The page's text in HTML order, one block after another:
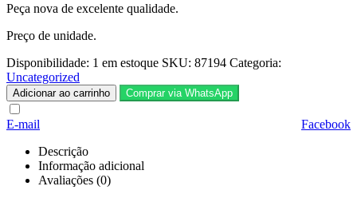
Peça nova de excelente qualidade.
Preço de unidade.
Disponibilidade: 1 em estoque SKU: 87194 Categoria:
Uncategorized
Adicionar ao carrinho Comprar via WhatsApp
Facebook
E-mail
Descrição
Informação adicional
Avaliações (0)